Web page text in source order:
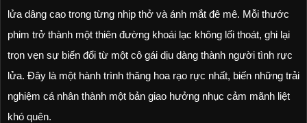
lửa dâng cao trong từng nhịp thở và ánh mắt đê mê. Mỗi thước
phim trở thành một thiên đường khoái lạc không lối thoát, ghi lại
trọn vẹn sự biến đổi từ một cô gái dịu dàng thành người tình rực
lửa. Đây là một hành trình thăng hoa rạo rực nhất, biến những trải
nghiệm cá nhân thành một bản giao hưởng nhục cảm mãnh liệt
khó quên.